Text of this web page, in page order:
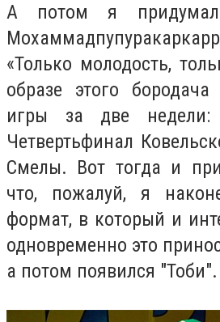
А потом я
«Только молодость,
образе этого
игры за две недели:
Четвертьфинал
Смелы. Вот тогда и
что, пожалуй, я
формат, в который и
одновременно это
а потом появился "Тоби".